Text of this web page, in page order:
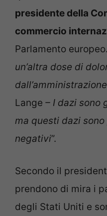
presidente della
commercio
Parlamento
un’altra dose di
Lange – I dazi sono
ma questi dazi
negativi”.
Secondo il
prendono di mira i
degli Stati Uniti e